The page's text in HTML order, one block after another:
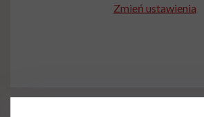
Zmień ustawienia